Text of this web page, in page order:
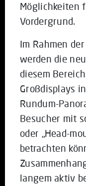
Möglichkeiten
Vordergrund.
Im Rahmen
werden die
diesem
Großdisplays
Rundum-
Besucher mit
oder „Head-
betrachten
langem aktiv